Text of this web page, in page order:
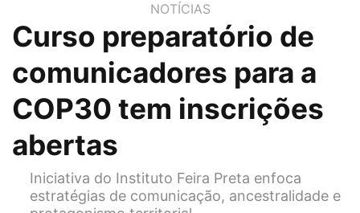
NOTÍCIAS
Curso preparatório de
comunicadores para a
COP30 tem inscrições
abertas
Iniciativa do Instituto Feira Preta enfoca
estratégias de comunicação, ancestralidade e